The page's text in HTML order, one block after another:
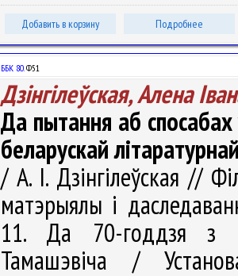
Добавить в корзину Подробнее
ББК 80.Ф51
Дзінгілеўская, Алена
Да пытання аб
беларускай
/ А. І. Дзінгілеўская //
матэрыялы і
11. Да 70-годдзя з
Тамашэвіча /